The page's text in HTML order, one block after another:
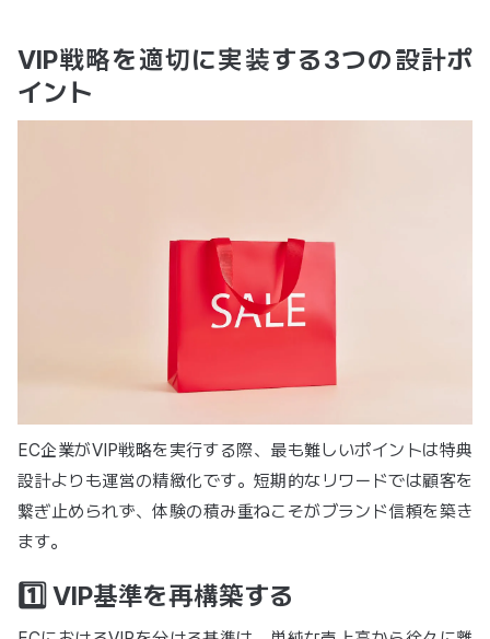
VIP戦略を適切に実装する3つの設計ポ
イント
EC企業がVIP戦略を実行する際、最も難しいポイントは特典
設計よりも運営の精緻化です。短期的なリワードでは顧客を
繋ぎ止められず、体験の積み重ねこそがブランド信頼を築き
ます。
1️⃣ VIP基準を再構築する